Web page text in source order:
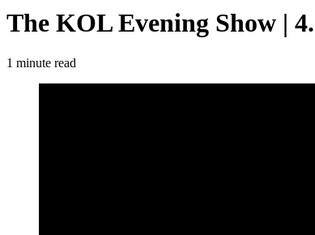
The KOL Evening Show |
1 minute read